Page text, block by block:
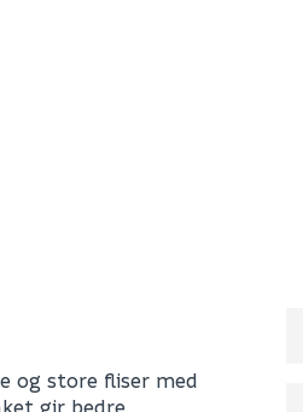
og store fliser med
gir bedre